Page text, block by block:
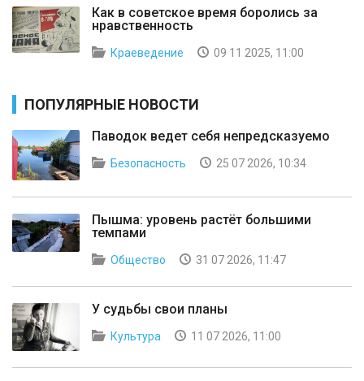
Как в советское время боролись за
нравственность
Краеведение 09 11 2025, 11:00
ПОПУЛЯРНЫЕ НОВОСТИ
Паводок ведет себя непредсказуемо
Безопасность 25 07 2026, 10:34
Пышма: уровень растёт большими
темпами
Общество 31 07 2026, 11:47
У судьбы свои планы
Культура 11 07 2026, 11:00